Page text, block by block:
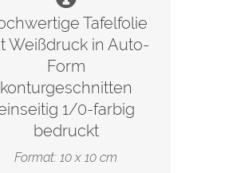
Tafelfolie
Weißdruck in Auto-
Form
konturgeschnitten
1/0-farbig
bedruckt
Format: 10 x 10 cm